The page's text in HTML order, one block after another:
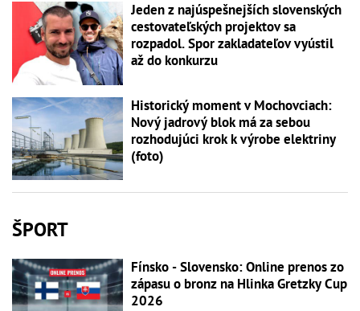
Jeden z najúspešnejších slovenských
cestovateľských projektov sa
rozpadol. Spor zakladateľov vyústil
až do konkurzu
Historický moment v Mochovciach:
Nový jadrový blok má za sebou
rozhodujúci krok k výrobe elektriny
(foto)
ŠPORT
Fínsko - Slovensko: Online prenos zo
zápasu o bronz na Hlinka Gretzky Cup
2026